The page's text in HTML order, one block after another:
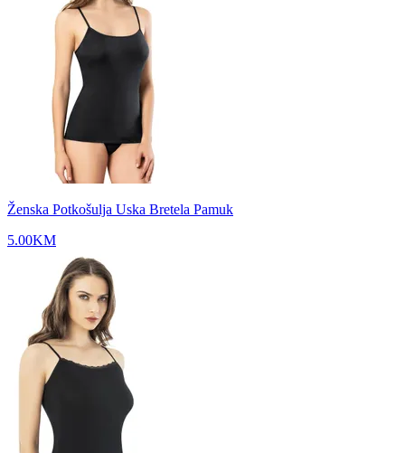
Ženska Potkošulja Uska Bretela Pamuk
5.00KM